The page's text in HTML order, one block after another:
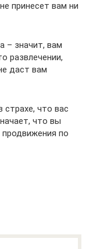
принесет вам ни
– значит, вам
развлечении,
даст вам
страхе, что вас
что вы
по